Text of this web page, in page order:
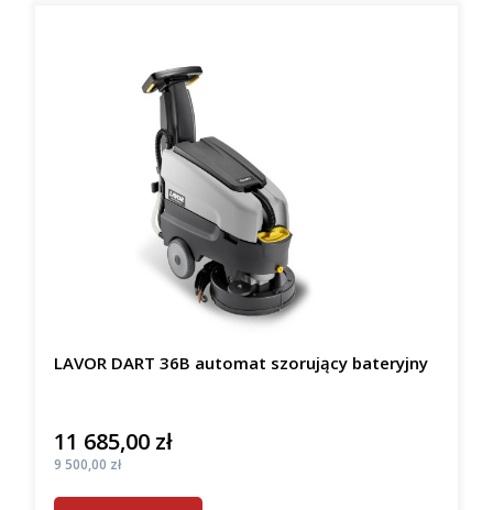
LAVOR DART 36B automat szorujący bateryjny
Cena
11 685,00 zł
Cena
9 500,00 zł